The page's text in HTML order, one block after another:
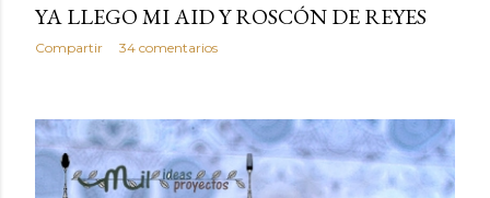
YA LLEGO MI AID Y ROSCÓN DE REYES
Compartir 34 comentarios